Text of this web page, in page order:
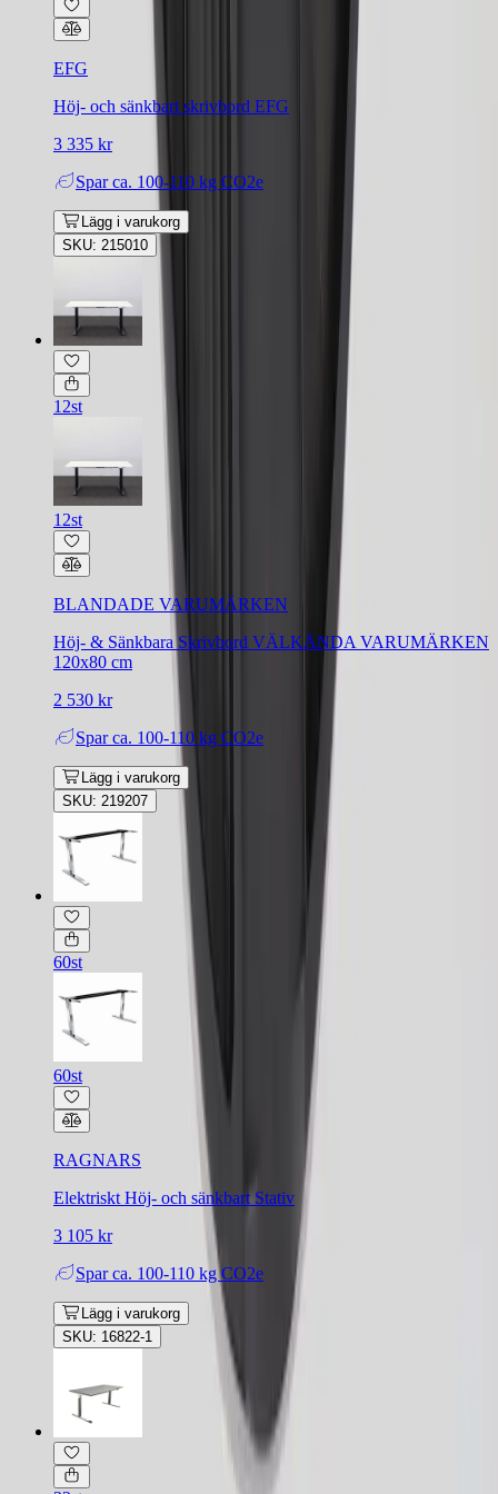
EFG
Höj- och sänkbart skrivbord EFG
3 335 kr
Spar ca. 100-110 kg CO2e
Lägg i varukorg
SKU: 215010
12st
12st
BLANDADE VARUMÄRKEN
Höj- & Sänkbara Skrivbord VÄLKÄNDA VARUMÄRKEN
120x80 cm
2 530 kr
Spar ca. 100-110 kg CO2e
Lägg i varukorg
SKU: 219207
60st
60st
RAGNARS
Elektriskt Höj- och sänkbart Stativ
3 105 kr
Spar ca. 100-110 kg CO2e
Lägg i varukorg
SKU: 16822-1